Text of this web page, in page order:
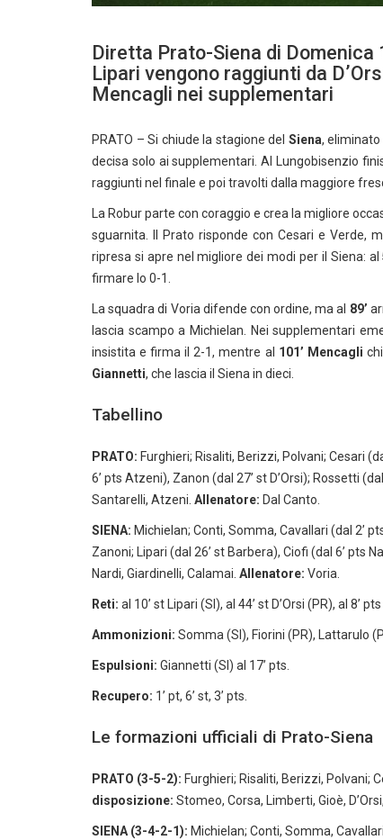
Diretta Prato-Siena di Domenica
Lipari vengono raggiunti da
Mencagli nei supplementari
PRATO – Si chiude la stagione del Siena, eliminato
decisa solo ai supplementari. Al Lungobisenzio
raggiunti nel finale e poi travolti dalla maggiore
La Robur parte con coraggio e crea la migliore
sguarnita. Il Prato risponde con Cesari e Verde,
ripresa si apre nel migliore dei modi per il Siena: al
firmare lo 0-1.
La squadra di Voria difende con ordine, ma al 89’
lascia scampo a Michielan. Nei supplementari
insistita e firma il 2-1, mentre al 101’ Mencagli
Giannetti, che lascia il Siena in dieci.
Tabellino
PRATO: Furghieri; Risaliti, Berizzi, Polvani; Cesari
6’ pts Atzeni), Zanon (dal 27’ st D’Orsi); Rossetti
Santarelli, Atzeni. Allenatore: Dal Canto.
SIENA: Michielan; Conti, Somma, Cavallari (dal 2’
Zanoni; Lipari (dal 26’ st Barbera), Ciofi (dal 6’ pts
Nardi, Giardinelli, Calamai. Allenatore: Voria.
Reti: al 10’ st Lipari (SI), al 44’ st D’Orsi (PR), al 8’
Ammonizioni: Somma (SI), Fiorini (PR), Lattarulo
Espulsioni: Giannetti (SI) al 17’ pts.
Recupero: 1’ pt, 6’ st, 3’ pts.
Le formazioni ufficiali di Prato-Siena
PRATO (3-5-2): Furghieri; Risaliti, Berizzi, Polvani;
disposizione: Stomeo, Corsa, Limberti, Gioè,
SIENA (3-4-2-1): Michielan; Conti, Somma,